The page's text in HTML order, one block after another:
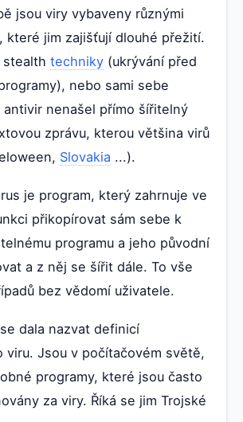
jsou viry vybaveny různými
které jim zajišťují dlouhé přežití.
stealth techniky (ukrývání před
nebo sami sebe
antivir nenašel přímo šířitelný
zprávu, kterou většina virů
Slovakia ...).
je program, který zahrnuje ve
přikopírovat sám sebe k
programu a jeho původní
a z něj se šířit dále. To vše
bez vědomí uživatele.
dala nazvat definicí
viru. Jsou v počítačovém světě,
programy, které jsou často
za viry. Říká se jim Trojské